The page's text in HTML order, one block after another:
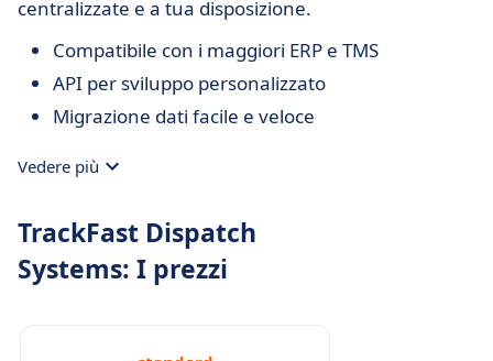
centralizzate e a tua disposizione.
Compatibile con i maggiori ERP e TMS
API per sviluppo personalizzato
Migrazione dati facile e veloce
Vedere più
TrackFast Dispatch
Systems: I prezzi